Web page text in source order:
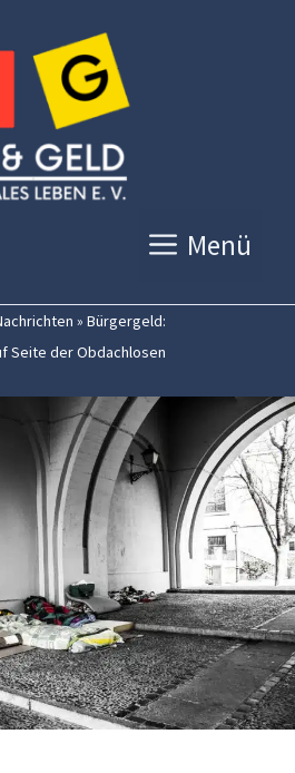
Menü
» Bürgergeld:
Seite der Obdachlosen